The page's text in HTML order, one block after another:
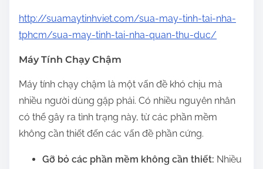
http://suamaytinhviet.com/sua-may-tinh-tai-nha-
tphcm/sua-may-tinh-tai-nha-quan-thu-duc/
Máy Tính Chạy Chậm
Máy tính chạy chậm là một vấn đề khó chịu mà
nhiều người dùng gặp phải. Có nhiều nguyên nhân
có thể gây ra tình trạng này, từ các phần mềm
không cần thiết đến các vấn đề phần cứng.
Gỡ bỏ các phần mềm không cần thiết: Nhiều